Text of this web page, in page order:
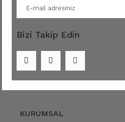
Bizi Takip Edin
KURUMSAL